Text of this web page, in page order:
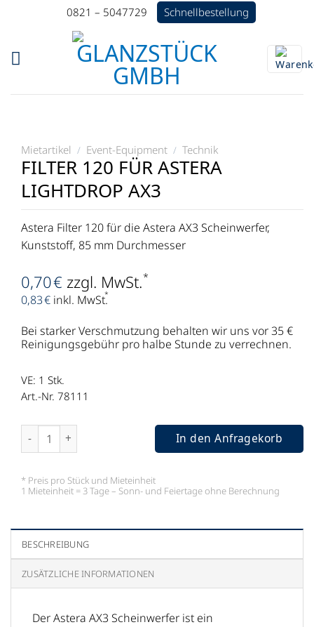
0821 – 5047729 Schnellbestellung
Mietartikel / Event-Equipment / Technik
FILTER 120 FÜR ASTERA
LIGHTDROP AX3
Astera Filter 120 für die Astera AX3 Scheinwerfer,
Kunststoff, 85 mm Durchmesser
0,70€ zzgl. MwSt.*
0,83€ inkl. MwSt.
*
Bei starker Verschmutzung behalten wir uns vor 35 €
Reinigungsgebühr pro halbe Stunde zu verrechnen.
VE: 1 Stk.
Art.-Nr. 78111
Filter 120 für Astera Lightdrop AX3 MengeIn den Anfragekorb
* Preis pro Stück und Mieteinheit
1 Mieteinheit = 3 Tage – Sonn- und Feiertage ohne Berechnung
BESCHREIBUNG
ZUSÄTZLICHE INFORMATIONEN
Der Astera AX3 Scheinwerfer ist ein